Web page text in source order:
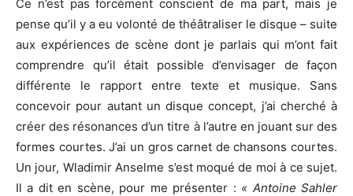
Ce n’est pas forcément conscient de ma part, mais je
pense qu’il y a eu volonté de théâtraliser le disque – suite
aux expériences de scène dont je parlais qui m’ont fait
comprendre qu’il était possible d’envisager de façon
différente le rapport entre texte et musique. Sans
concevoir pour autant un disque concept, j’ai cherché à
créer des résonances d’un titre à l’autre en jouant sur des
formes courtes. J’ai un gros carnet de chansons courtes.
Un jour, Wladimir Anselme s’est moqué de moi à ce sujet.
Il a dit en scène, pour me présenter : « Antoine Sahler